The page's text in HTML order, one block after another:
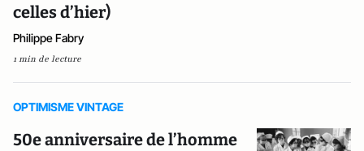
celles d’hier)
Philippe Fabry
1 min de lecture
OPTIMISME VINTAGE
50e anniversaire de l’homme